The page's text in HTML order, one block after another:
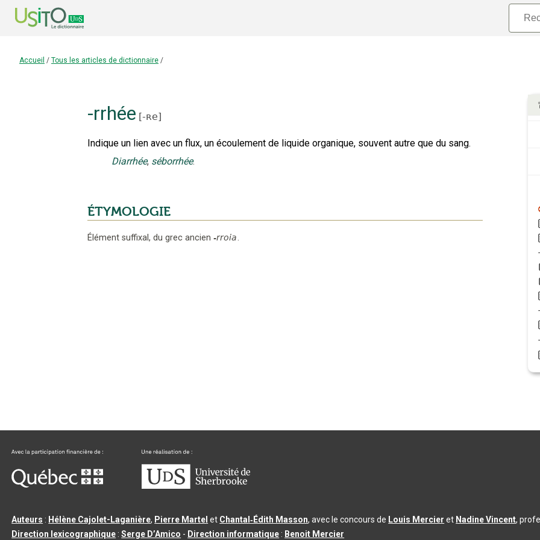
Accueil / Tous les articles de dictionnaire /
-rrhée [-ʀe]
Indique un lien avec un flux, un écoulement de liquide organique, souvent autre que du sang.
Diarrhée, séborrhée.
ÉTYMOLOGIE
Élément suffixal, du grec ancien -rroia.
Auteurs : Hélène Cajolet-Laganière, Pierre Martel et Chantal‑Édith Masson, avec le concours de Louis Mercier et Nadine Vincent,
Direction lexicographique :Serge D’Amico - Direction informatique : Benoit Mercier